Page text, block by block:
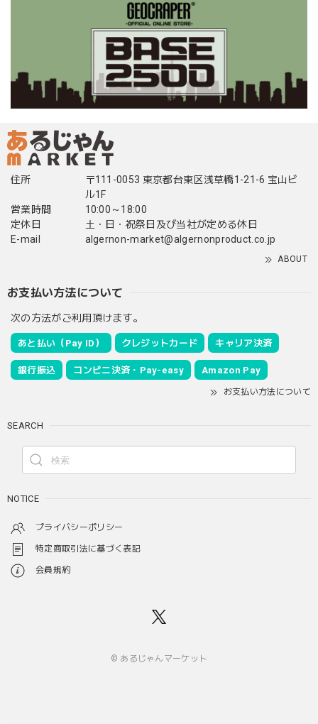
住所
〒111-0053 東京都台東区浅草橋1-21-6 宝山ビ
ル1F
営業時間
10:00～18:00
定休日
土・日・祝祭日及び当社が定める休日
E-mail
algernon-market@algernonproduct.co.jp
ABOUT
お支払い方法について
次の方法がご利用頂けます。
あと払い（Pay ID） クレジットカード キャリア決済
銀行振込 コンビニ決済・Pay-easy Amazon Pay
お支払い方法について
SEARCH
NOTICE
プライバシーポリシー
特定商取引法に基づく表記
会員規約
© あるじゃんマーケット